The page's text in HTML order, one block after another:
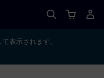
表示されます。